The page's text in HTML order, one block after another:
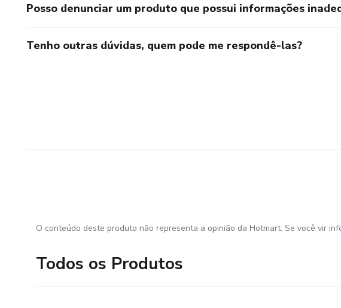
Posso denunciar um produto que possui informações
Tenho outras dúvidas, quem pode me respondê-las?
O conteúdo deste produto não representa a opinião da Hotmart. Se você vir
Todos os Produtos